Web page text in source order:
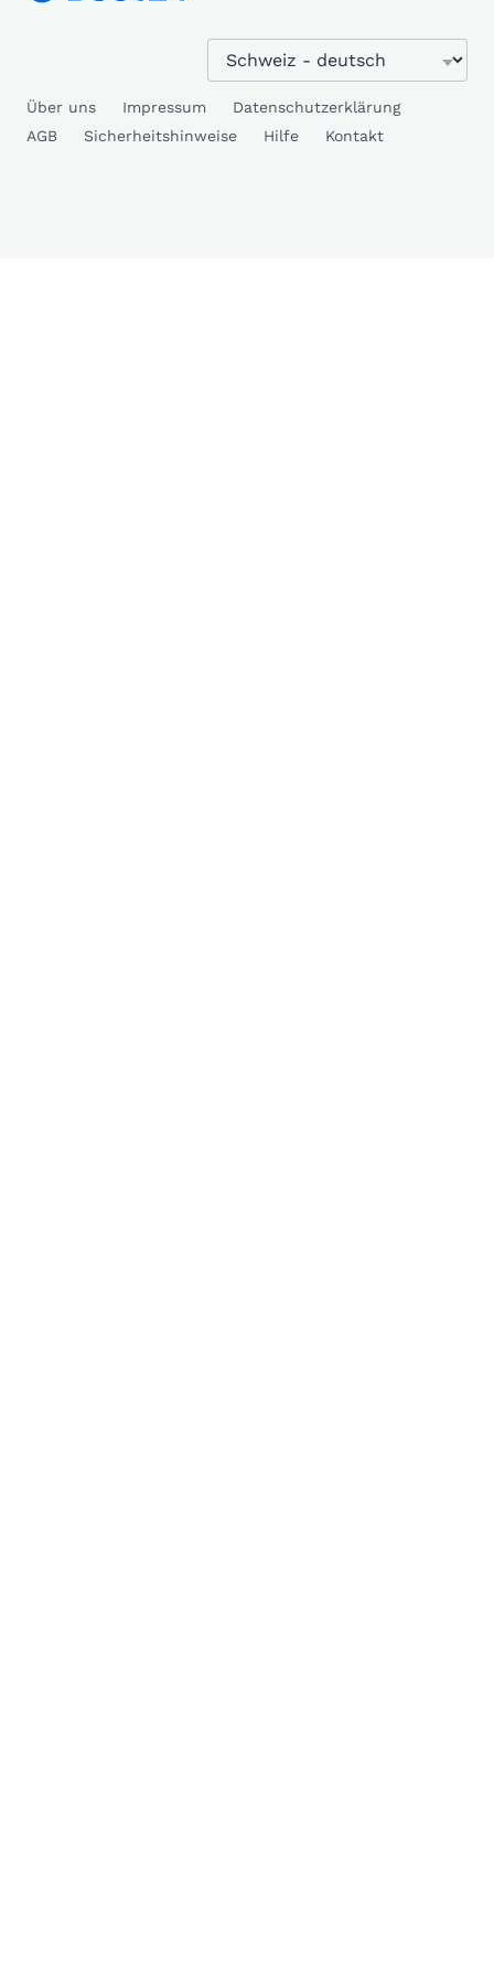
Über uns Impressum
Datenschutzerklärung
AGB
Sicherheitshinweise Hilfe Kontakt